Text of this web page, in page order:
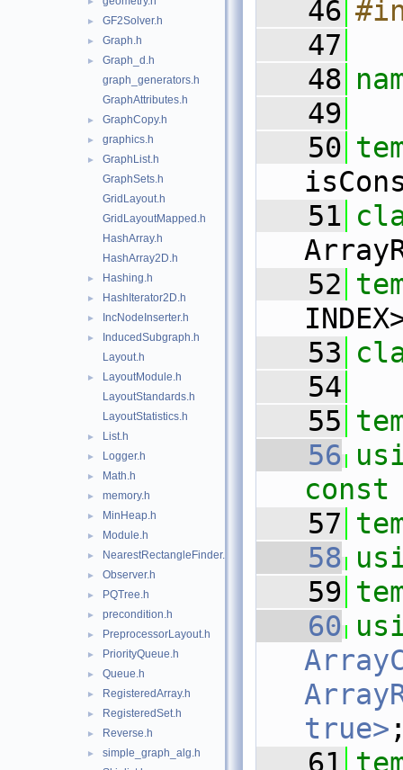
► GF2Solver.h
► Graph.h
►
Graph_d.h
graph_generators.h
GraphAttributes.h
► GraphCopy.h
► graphics.h
►
GraphList.h
GraphSets.h
GridLayout.h
GridLayoutMapped.h
HashArray.h
HashArray2D.h
► Hashing.h
► HashIterator2D.h
► IncNodeInserter.h
►
InducedSubgraph.h
Layout.h
►
LayoutModule.h
LayoutStandards.h
LayoutStatistics.h
► List.h
► Logger.h
► Math.h
► memory.h
► MinHeap.h
► Module.h
► NearestRectangleFinder.h
► Observer.h
► PQTree.h
► precondition.h
► PreprocessorLayout.h
► PriorityQueue.h
► Queue.h
► RegisteredArray.h
► RegisteredSet.h
► Reverse.h
► simple_graph_alg.h
   46
   47
   48
   49
   50
   51
   52
   53
   54
   55
   56
const
   57
   58
   59
   60
true>
   61